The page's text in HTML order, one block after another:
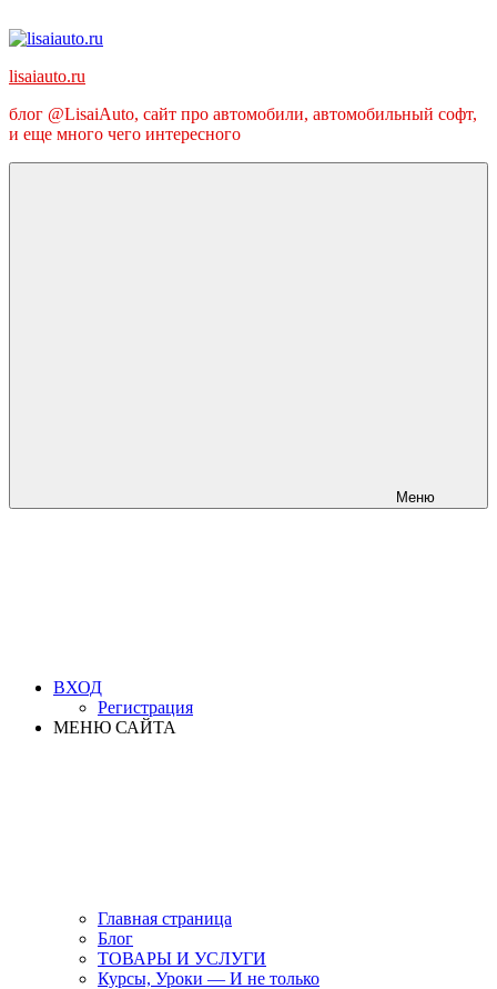
к
lisaiauto.ru
блог @LisaiAuto, сайт про автомобили, автомобильный софт,
и еще много чего интересного
Меню
ВХОД
Регистрация
МЕНЮ САЙТА
Главная страница
Блог
ТОВАРЫ И УСЛУГИ
Курсы, Уроки — И не только